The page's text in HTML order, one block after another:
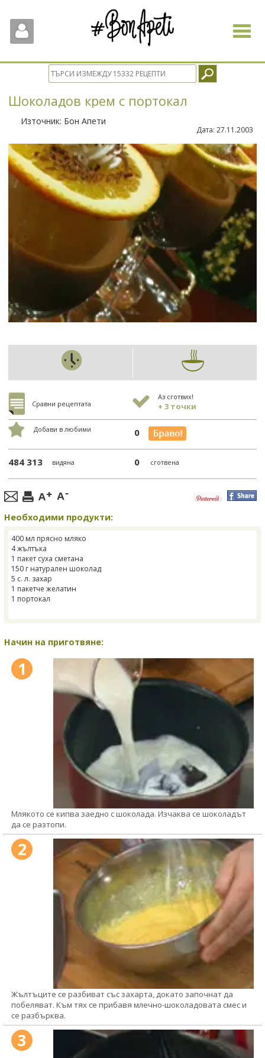
Toggle
Шоколадов крем с портокал
Източник: Бон Апети
Дата: 27.11.2003
Сравни рецептата
Аз сготвих!
+ 3 точки
Добави в любими 0
484 313 видяна 0 сготвена
Необходими продукти:
400 мл прясно мляко
4 жълтъка
1 пакет суха сметана
150 г натурален шоколад
5 с. л. захар
1 пакетче желатин
1 портокал
Начин на приготвяне:
1
Млякото се кипва заедно с шоколада. Изчаква се шоколадът
да се разтопи.
2
Жълтъците се разбиват със захарта, докато започнат да
побеляват. Към тях се прибавя млечно-шоколадовата смес и
се разбърква.
3